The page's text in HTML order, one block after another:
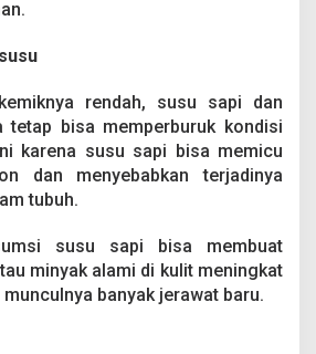
rendah, susu sapi dan
tetap bisa memperburuk kondisi
karena susu sapi bisa memicu
dan menyebabkan terjadinya
tubuh.
susu sapi bisa membuat
minyak alami di kulit meningkat
banyak jerawat baru.